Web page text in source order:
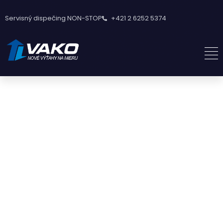
Servisný dispečing NON-STOP +421 2 6252 5374